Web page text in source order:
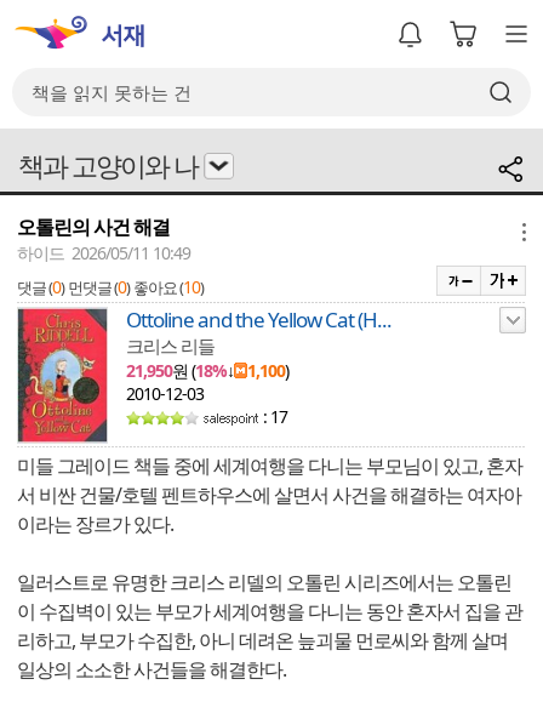
책과 고양이와 나
오톨린의 사건 해결
하이드 2026/05/11 10:49
댓글 (0) 먼댓글 (0) 좋아요 (10)
Ottoline and the Yellow Cat (H...
크리스 리들
21,950원 (18%↓ 1,100)
2010-12-03
: 17
미들 그레이드 책들 중에 세계여행을 다니는 부모님이 있고, 혼자
서 비싼 건물/호텔 펜트하우스에 살면서 사건을 해결하는 여자아
이라는 장르가 있다.
일러스트로 유명한 크리스 리델의 오톨린 시리즈에서는 오톨린
이 수집벽이 있는 부모가 세계여행을 다니는 동안 혼자서 집을 관
리하고, 부모가 수집한, 아니 데려온 늪괴물 먼로씨와 함께 살며
일상의 소소한 사건들을 해결한다.